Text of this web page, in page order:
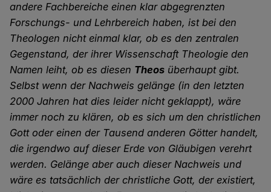
andere Fachbereiche einen klar abgegrenzten
Forschungs- und Lehrbereich haben, ist bei den
Theologen nicht einmal klar, ob es den zentralen
Gegenstand, der ihrer Wissenschaft Theologie den
Namen leiht, ob es diesen Theos überhaupt gibt.
Selbst wenn der Nachweis gelänge (in den letzten
2000 Jahren hat dies leider nicht geklappt), wäre
immer noch zu klären, ob es sich um den christlichen
Gott oder einen der Tausend anderen Götter handelt,
die irgendwo auf dieser Erde von Gläubigen verehrt
werden. Gelänge aber auch dieser Nachweis und
wäre es tatsächlich der christliche Gott, der existiert,